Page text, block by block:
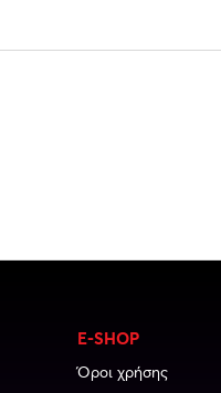
E-SHOP
Όροι χρήσης